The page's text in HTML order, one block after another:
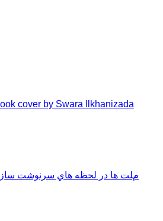
مﻠﺖ ﻫﺎ در ﻟﺤﻈﻪ ﻫﺎي ﺳﺮﻧﻮﺷﺖ ﺳﺎز